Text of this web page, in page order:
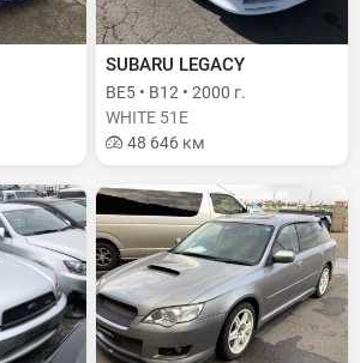
SUBARU LEGACY
BE5 • B12 • 2000 г.
WHITE 51E
48 646 км